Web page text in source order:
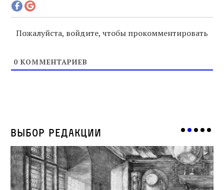
Пожалуйста, войдите, чтобы прокомментировать
0 КОММЕНТАРИЕВ
Выбор редакции